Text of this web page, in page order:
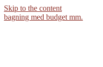
Skip to the content
bagning med budget mm.